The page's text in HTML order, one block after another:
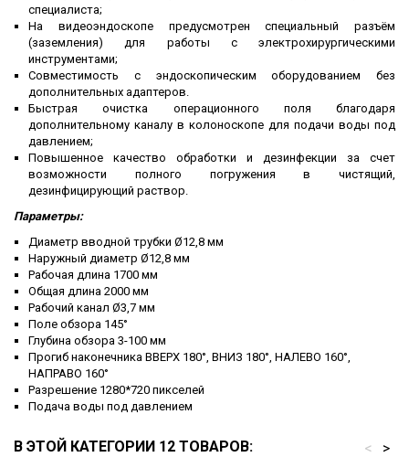
специалиста;
На видеоэндоскопе предусмотрен специальный разъём
(заземления) для работы с электрохирургическими
инструментами;
Совместимость с эндоскопическим оборудованием без
дополнительных адаптеров.
Быстрая очистка операционного поля благодаря
дополнительному каналу в колоноскопе для подачи воды под
давлением;
Повышенное качество обработки и дезинфекции за счет
возможности полного погружения в чистящий,
дезинфицирующий раствор.
Параметры:
Диаметр вводной трубки Ø12,8 мм
Наружный диаметр Ø12,8 мм
Рабочая длина 1700 мм
Общая длина 2000 мм
Рабочий канал Ø3,7 мм
Поле обзора 145°
Глубина обзора 3-100 мм
Прогиб наконечника ВВЕРХ 180°, ВНИЗ 180°, НАЛЕВО 160°,
НАПРАВО 160°
Разрешение 1280*720 пикселей
Подача воды под давлением
В ЭТОЙ КАТЕГОРИИ 12 ТОВАРОВ: >
<